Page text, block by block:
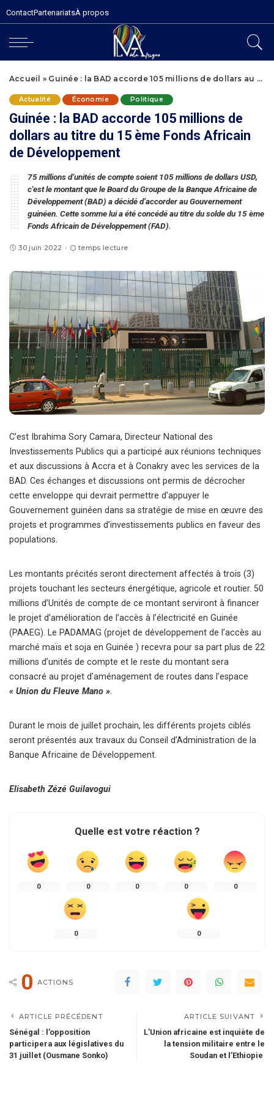
ContactPartenariatsÀ propos
Accueil » Guinée : la BAD accorde 105 millions de dollars au titre du 15 ème Fonds Africain de Développement
Actualité Économie Politique
Guinée : la BAD accorde 105 millions de
dollars au titre du 15 ème Fonds Africain
de Développement
75 millions d’unités de compte soient 105 millions de dollars USD,
c'est le montant que le Board du Groupe de la Banque Africaine de
Développement (BAD) a décidé d’accorder au Gouvernement
guinéen. Cette somme lui a été concédé au titre du solde du 15 ème
Fonds Africain de Développement (FAD).
30 juin 2022 temps lecture
C’est Ibrahima Sory Camara, Directeur National des
Investissements Publics qui a participé aux réunions techniques
et aux discussions à Accra et à Conakry avec les services de la
BAD. Ces échanges et discussions ont permis de décrocher
cette enveloppe qui devrait permettre d’appuyer le
Gouvernement guinéen dans sa stratégie de mise en œuvre des
projets et programmes d’investissements publics en faveur des
populations.
Les montants précités seront directement affectés à trois (3)
projets touchant les secteurs énergétique, agricole et routier. 50
millions d’Unités de compte de ce montant serviront à financer
le projet d’amélioration de l’accès à l’électricité en Guinée
(PAAEG). Le PADAMAG (projet de développement de l’accès au
marché maïs et soja en Guinée ) recevra pour sa part plus de 22
millions d’unités de compte et le reste du montant sera
consacré au projet d’aménagement de routes dans l’espace
« Union du Fleuve Mano ».
Durant le mois de juillet prochain, les différents projets ciblés
seront présentés aux travaux du Conseil d’Administration de la
Banque Africaine de Développement.
Elisabeth Zézé Guilavogui
Quelle est votre réaction ?
0 0 0 0 0
0 0
0 ACTIONS
ARTICLE PRÉCÉDENT
Sénégal : l’opposition
participera aux législatives du
31 juillet (Ousmane Sonko)
ARTICLE SUIVANT
L’Union africaine est inquiète de
la tension militaire entre le
Soudan et l’Ethiopie